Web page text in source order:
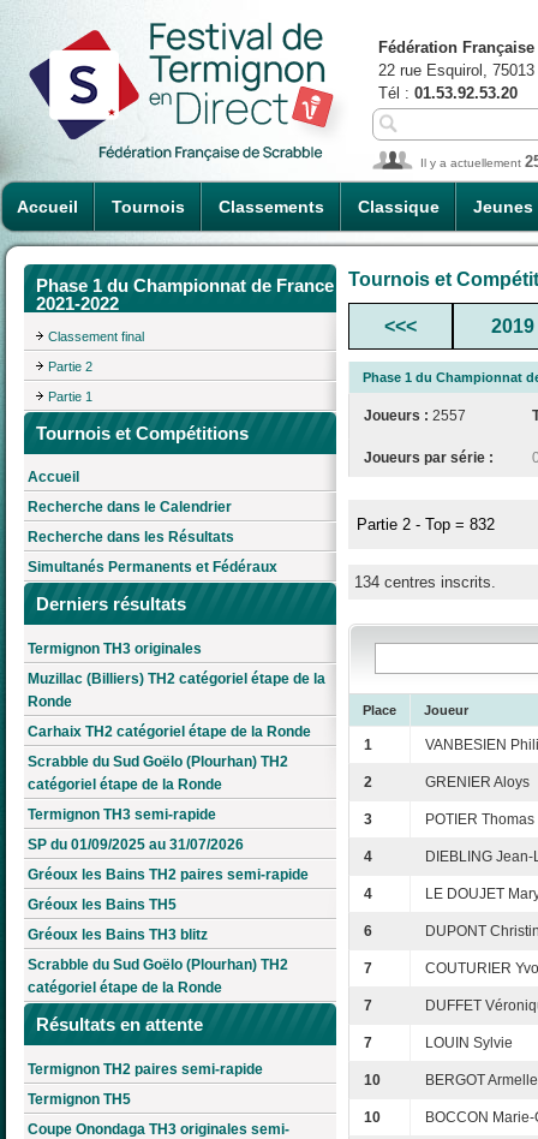
Accueil Tournois Classements Classique Jeunes
Fédération
22 rue Esquirol,
Tél : 01.53.92.53.20
Il y a actuellement
Phase 1 du Championnat de France
2021-2022
Classement final
Partie 2
Partie 1
Tournois et Compétitions
Accueil
Recherche dans le Calendrier
Recherche dans les Résultats
Simultanés Permanents et Fédéraux
Derniers résultats
Termignon TH3 originales
Muzillac (Billiers) TH2 catégoriel étape de la
Ronde
Carhaix TH2 catégoriel étape de la Ronde
Scrabble du Sud Goëlo (Plourhan) TH2
catégoriel étape de la Ronde
Termignon TH3 semi-rapide
SP du 01/09/2025 au 31/07/2026
Gréoux les Bains TH2 paires semi-rapide
Gréoux les Bains TH5
Gréoux les Bains TH3 blitz
Scrabble du Sud Goëlo (Plourhan) TH2
catégoriel étape de la Ronde
Résultats en attente
Termignon TH2 paires semi-rapide
Termignon TH5
Coupe Onondaga TH3 originales semi-
Tournois et
<<< 2019
Phase 1 du Championnat
Joueurs : 2557
Joueurs par série :
Partie 2 - Top = 832
134 centres inscrits.
Place Joueur
1 VANBESIEN
2 GRENIER Aloys
3 POTIER Thomas
4 DIEBLING Jean-
4 LE DOUJET
6 DUPONT
7 COUTURIER
7 DUFFET
7 LOUIN Sylvie
10 BERGOT Armelle
10 BOCCON